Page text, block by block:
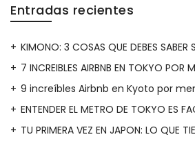
Entradas recientes
KIMONO: 3 COSAS QUE DEBES SABER
7 INCREIBLES AIRBNB EN TOKYO POR
9 increíbles Airbnb en Kyoto por
ENTENDER EL METRO DE TOKYO ES
TU PRIMERA VEZ EN JAPON: LO QUE